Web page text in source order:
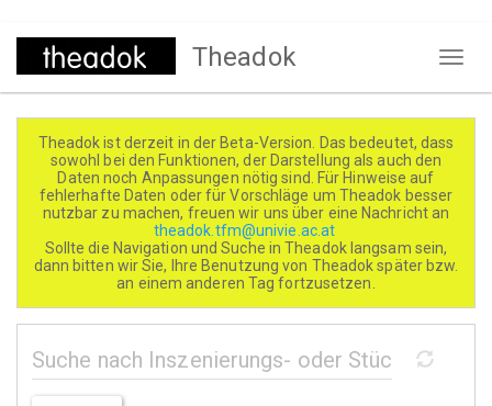
Direkt
Theadok
Theadok ist derzeit in der Beta-Version. Das bedeutet, dass
sowohl bei den Funktionen, der Darstellung als auch den
Daten noch Anpassungen nötig sind. Für Hinweise auf
fehlerhafte Daten oder für Vorschläge um Theadok besser
nutzbar zu machen, freuen wir uns über eine Nachricht an
theadok.tfm@univie.ac.at
Sollte die Navigation und Suche in Theadok langsam sein,
dann bitten wir Sie, Ihre Benutzung von Theadok später bzw.
an einem anderen Tag fortzusetzen.